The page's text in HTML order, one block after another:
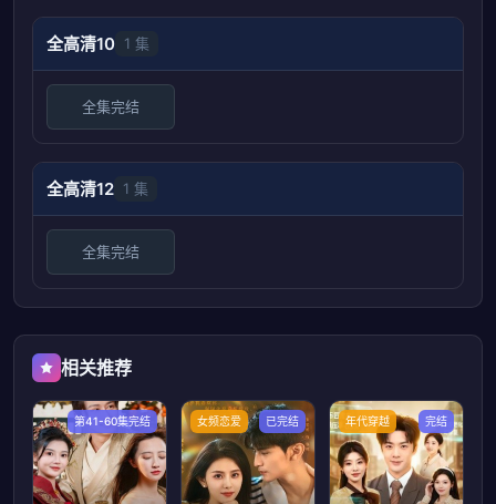
全高清10 1 集
全集完结
全高清12 1 集
全集完结
相关推荐
第41-60集完结 女频恋爱 已完结 年代穿越 完结